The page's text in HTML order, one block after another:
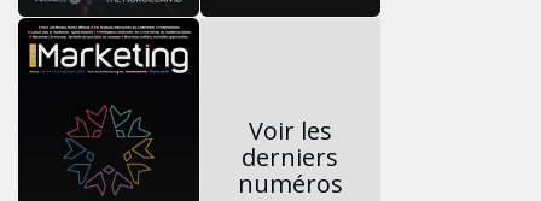
Voir les
derniers
numéros